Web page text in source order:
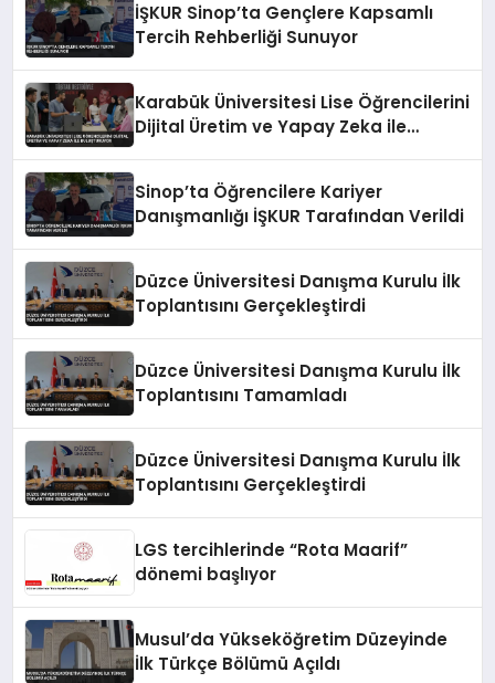
İŞKUR Sinop’ta Gençlere Kapsamlı
Tercih Rehberliği Sunuyor
Karabük Üniversitesi Lise Öğrencilerini
Dijital Üretim ve Yapay Zeka ile
Sinop’ta Öğrencilere Kariyer
Danışmanlığı İŞKUR Tarafından Verildi
Düzce Üniversitesi Danışma Kurulu İlk
Toplantısını Gerçekleştirdi
Düzce Üniversitesi Danışma Kurulu İlk
Toplantısını Tamamladı
Düzce Üniversitesi Danışma Kurulu İlk
Toplantısını Gerçekleştirdi
LGS tercihlerinde “Rota Maarif”
dönemi başlıyor
Musul’da Yükseköğretim Düzeyinde
İlk Türkçe Bölümü Açıldı